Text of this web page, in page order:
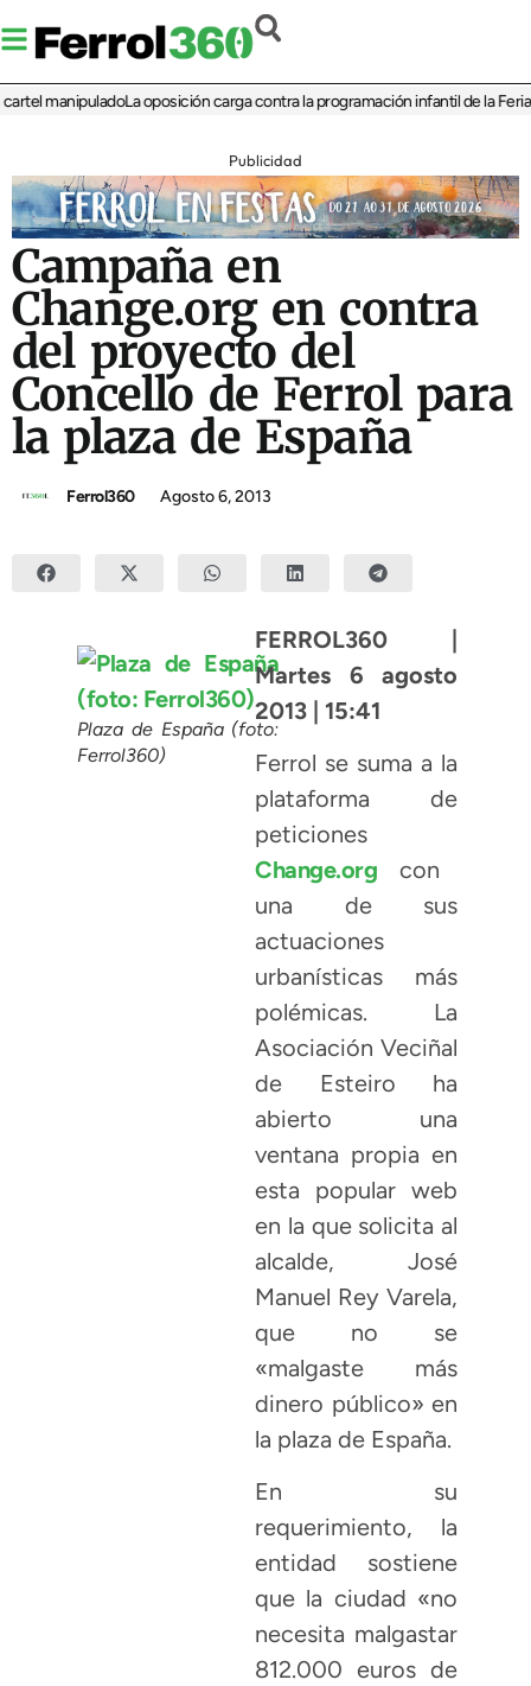
manipuladoLa oposición carga contra la programación infantil de la Feria de
Publicidad
Campaña en
Change.org en contra
del proyecto del
Concello de Ferrol para
la plaza de España
Ferrol360 Agosto 6, 2013
Plaza de España (foto:
Ferrol360)
FERROL360 |
Martes 6 agosto
2013 | 15:41
Ferrol se suma a la
plataforma de
peticiones
Change.orgcon
una de sus
actuaciones
urbanísticas más
polémicas. La
Asociación Veciñal
de Esteiro ha
abierto una
ventana propia en
esta popular web
en la que solicita al
alcalde, José
Manuel Rey Varela,
que no se
«malgaste más
dinero público» en
la plaza de España.
En su
requerimiento, la
entidad sostiene
que la ciudad «no
necesita malgastar
812.000 euros de